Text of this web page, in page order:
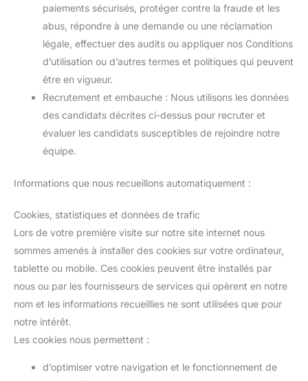
paiements sécurisés, protéger contre la fraude et les
abus, répondre à une demande ou une réclamation
légale, effectuer des audits ou appliquer nos Conditions
d’utilisation ou d’autres termes et politiques qui peuvent
être en vigueur.
Recrutement et embauche : Nous utilisons les données
des candidats décrites ci-dessus pour recruter et
évaluer les candidats susceptibles de rejoindre notre
équipe.
Informations que nous recueillons automatiquement :
Cookies, statistiques et données de trafic
Lors de votre première visite sur notre site internet nous
sommes amenés à installer des cookies sur votre ordinateur,
tablette ou mobile. Ces cookies peuvent être installés par
nous ou par les fournisseurs de services qui opèrent en notre
nom et les informations recueillies ne sont utilisées que pour
notre intérêt.
Les cookies nous permettent :
d’optimiser votre navigation et le fonctionnement de